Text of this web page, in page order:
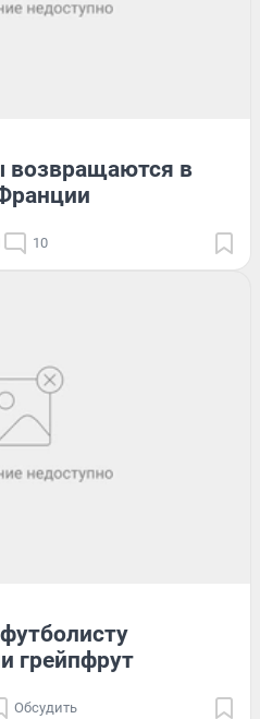
возвращаются в
10
грейпфрут
Обсудить